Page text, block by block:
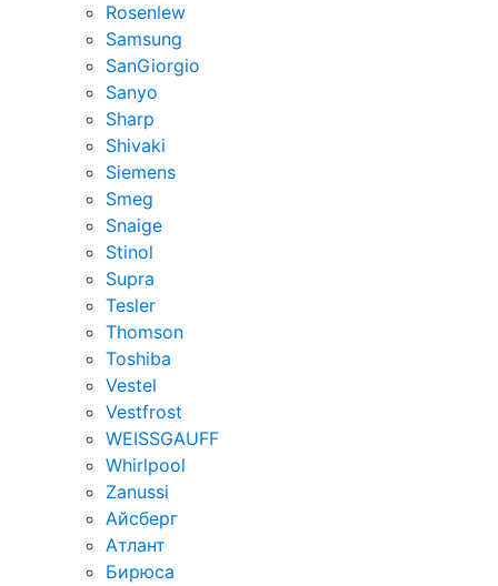
Rosenlew
Samsung
SanGiorgio
Sanyo
Sharp
Shivaki
Siemens
Smeg
Snaige
Stinol
Supra
Tesler
Thomson
Toshiba
Vestel
Vestfrost
WEISSGAUFF
Whirlpool
Zanussi
Айсберг
Атлант
Бирюса